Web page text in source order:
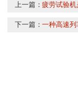
上一篇：疲劳试验机
下一篇：一种高速列